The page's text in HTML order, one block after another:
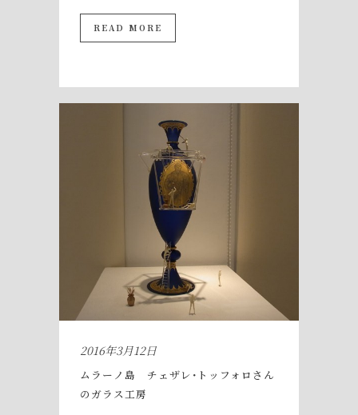
READ MORE
2016年3月12日
ムラーノ島 チェザレ･トッフォロさん
のガラス工房